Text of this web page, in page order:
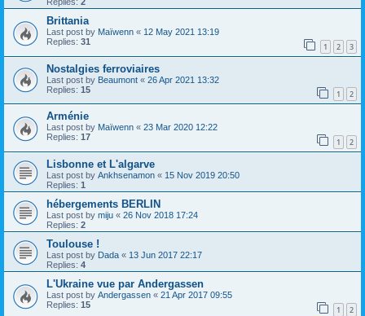
Brittania
Last post by Maïwenn « 12 May 2021 13:19
Replies: 31 1 2 3
Nostalgies ferroviaires
Last post by Beaumont « 26 Apr 2021 13:32
Replies: 15 1 2
Arménie
Last post by Maïwenn « 23 Mar 2020 12:22
Replies: 17 1 2
Lisbonne et L'algarve
Last post by Ankhsenamon « 15 Nov 2019 20:50
Replies: 1
hébergements BERLIN
Last post by miju « 26 Nov 2018 17:24
Replies: 2
Toulouse !
Last post by Dada « 13 Jun 2017 22:17
Replies: 4
L'Ukraine vue par Andergassen
Last post by Andergassen « 21 Apr 2017 09:55
Replies: 15 1 2